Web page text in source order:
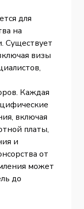
для
на
Существует
визы
Каждая
включая
платы,
и
от
может
до